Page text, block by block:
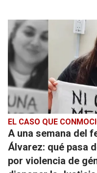
EL CASO QUE
A una semana del
Álvarez: qué pasa
por violencia de